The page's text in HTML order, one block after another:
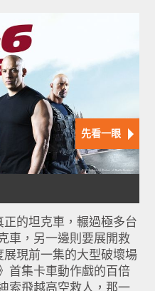
正的坦克車，輾過極多台
車，另一邊則要展開救
現前一集的大型破壞場
首集卡車動作戲的百倍
索飛越高空救人，那一